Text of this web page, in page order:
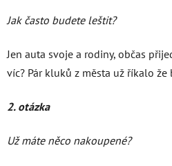
Jak často budete leštit?
Jen auta svoje a rodiny, občas
víc? Pár kluků z města už říkalo
2. otázka
Už máte něco nakoupené?